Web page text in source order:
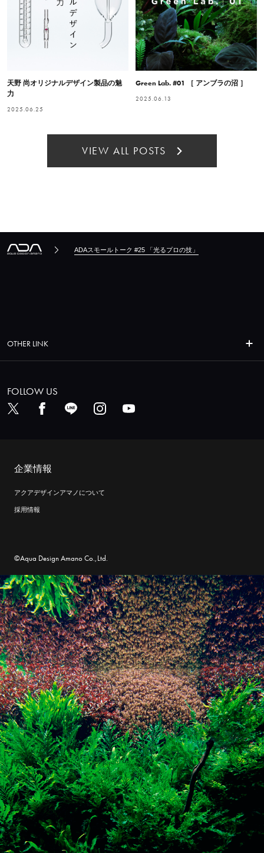
天野 尚オリジナルデザイン製品の魅
力
2025.06.25
Green Lab. #01 ［ アンブラの沼 ］
2025.06.13
VIEW ALL POSTS
ADAスモールトーク #25 「光るプロの技」
OTHER LINK
FOLLOW US
企業情報
アクアデザインアマノについて
採用情報
©Aqua Design Amano Co.,Ltd.